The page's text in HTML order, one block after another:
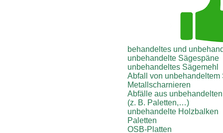
behandeltes und
unbehandelte Sägespäne
unbehandeltes Sägemehl
Abfall von unbehandeltem
Metallscharnieren
Abfälle aus
(z. B. Paletten,…)
unbehandelte Holzbalken
Paletten
OSB-Platten